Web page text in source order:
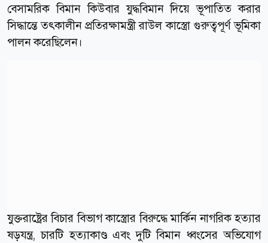
বেসামরিক বিমান কিউবার যুদ্ধবিমান দিয়ে ভূপাতিত করার
সিদ্ধান্তে তৎকালীন প্রতিরক্ষামন্ত্রী রাউল কাস্ত্রো গুরুত্বপূর্ণ ভূমিকা
পালন করেছিলেন।
যুক্তরাষ্ট্রের বিচার বিভাগ কাস্ত্রোর বিরুদ্ধে মার্কিন নাগরিক হত্যার
ষড়যন্ত্র, চারটি হত্যাকাণ্ড এবং দুটি বিমান ধ্বংসের অভিযোগ